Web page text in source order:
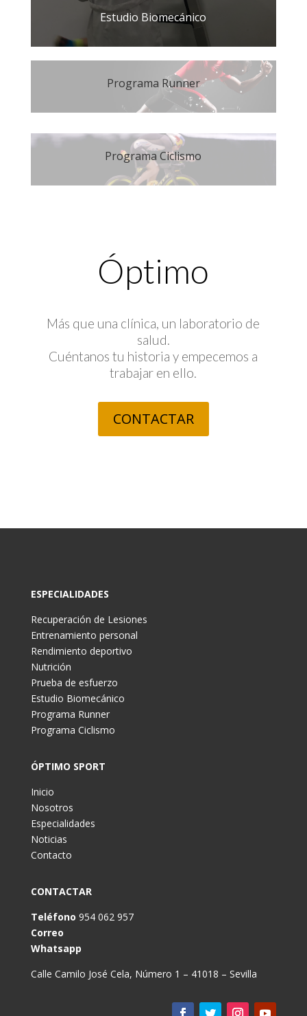
Estudio Biomecánico
Programa Runner
Programa Ciclismo
Óptimo
Más que una clínica, un laboratorio de
salud.
Cuéntanos tu historia y empecemos a
trabajar en ello.
CONTACTAR
ESPECIALIDADES
Recuperación de Lesiones
Entrenamiento personal
Rendimiento deportivo
Nutrición
Prueba de esfuerzo
Estudio Biomecánico
Programa Runner
Programa Ciclismo
ÓPTIMO SPORT
Inicio
Nosotros
Especialidades
Noticias
Contacto
CONTACTAR
Teléfono 954 062 957
Correo
Whatsapp
Calle Camilo José Cela, Número 1 – 41018 – Sevilla